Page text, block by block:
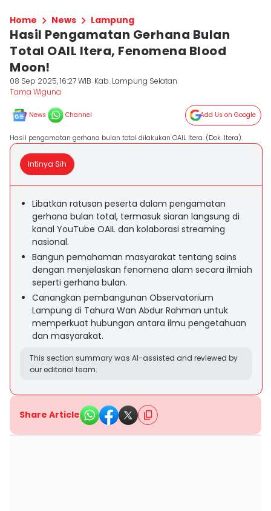
Home News Lampung
Hasil Pengamatan Gerhana Bulan
Total OAIL Itera, Fenomena Blood
Moon!
08 Sep 2025, 16:27 WIB Kab. Lampung Selatan
Tama Wiguna
News Channel Add Us on Google
Hasil pengamatan gerhana bulan total dilakukan OAIL Itera. (Dok. Itera).
Intinya Sih
Libatkan ratusan peserta dalam pengamatan
gerhana bulan total, termasuk siaran langsung di
kanal YouTube OAIL dan kolaborasi streaming
nasional.
Bangun pemahaman masyarakat tentang sains
dengan menjelaskan fenomena alam secara ilmiah
seperti gerhana bulan.
Canangkan pembangunan Observatorium
Lampung di Tahura Wan Abdur Rahman untuk
memperkuat hubungan antara ilmu pengetahuan
dan masyarakat.
This section summary was AI-assisted and reviewed by
our editorial team.
Share Article